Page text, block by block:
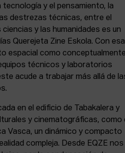
y el pensamiento, la
destrezas técnicas, entre el
y las humanidades es un
Querejeta Zine Eskola. Con esa
espacial como
técnicos y laboratorios
acude a trabajar más allá de
en el edificio de Tabakalera y
y cinematográficas, como
Vasca, un dinámico y compacto
compleja. Desde EQZE nos